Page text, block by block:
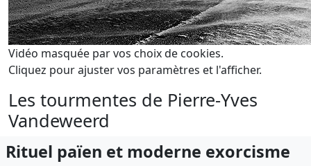
Vidéo masquée par vos choix de cookies.
Cliquez pour ajuster vos paramètres et l'afficher.
Les tourmentes de Pierre-Yves
Vandeweerd
Rituel païen et moderne exorcisme